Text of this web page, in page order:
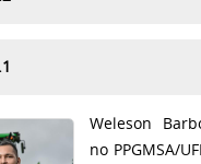
Weleson
no PPGMSA/